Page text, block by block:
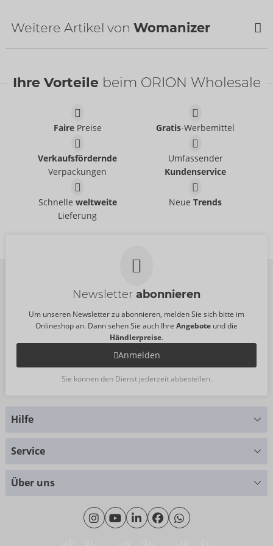
Wasserbasierend
- ORION Brand
06100620000
39,95 €
Ladekabel
05338900000
UVP:12,99 €
Weitere Artikel von Womanizer
Womanizer
54099000000
69,00 €
Tester Beauty
Womanizer
Ihre Vorteile beim ORION Wholesale
FairePreise Gratis-Werbemittel
Verkaufsfördernde
Verpackungen
Umfassender
Kundenservice
Schnelle weltweite
Lieferung
NeueTrends
Newsletter abonnieren
Um unseren Newsletter zu abonnieren, melden Sie sich bitte im
Onlineshop an. Dann sehen Sie auch Ihre Angebote und die
Händlerpreise.
Anmelden
Sie können den Dienst jederzeit abbestellen.
Hilfe
Montag - Donnerstag: 09:00 - 16:00 Uhr
Freitag: 09:00 - 15:00 Uhr
Service
Über uns
Wir über uns
Nachhaltigkeit